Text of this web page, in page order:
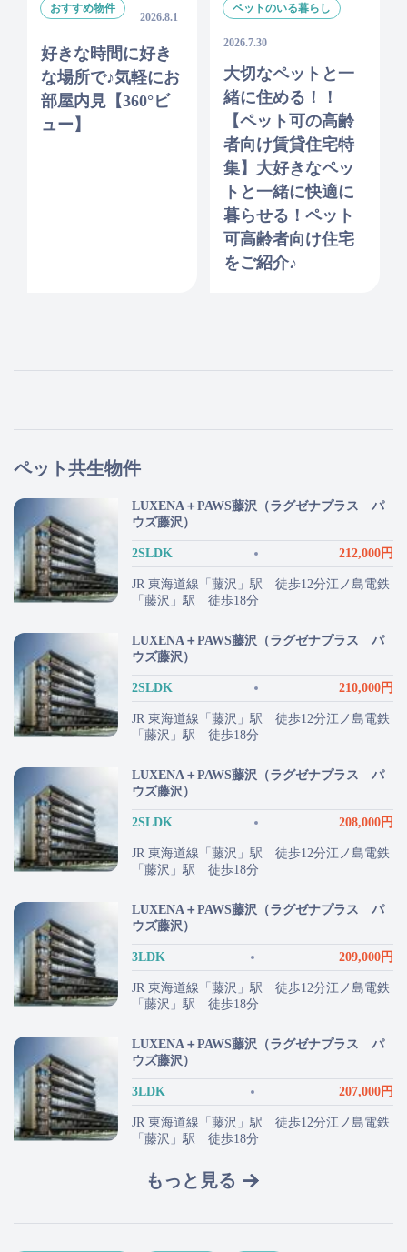
おすすめ物件
2026.8.1
好きな時間に好き
な場所で♪気軽にお
部屋内見【360°ビ
ュー】
ペットのいる暮らし
2026.7.30
大切なペットと一
緒に住める！！
【ペット可の高齢
者向け賃貸住宅特
集】大好きなペッ
トと一緒に快適に
暮らせる！ペット
可高齢者向け住宅
をご紹介♪
ペット共生物件
LUXENA＋PAWS藤沢（ラグゼナプラス パ
ウズ藤沢）
2SLDK 212,000円
JR 東海道線「藤沢」駅 徒歩12分江ノ島電鉄
「藤沢」駅 徒歩18分
LUXENA＋PAWS藤沢（ラグゼナプラス パ
ウズ藤沢）
2SLDK 210,000円
JR 東海道線「藤沢」駅 徒歩12分江ノ島電鉄
「藤沢」駅 徒歩18分
LUXENA＋PAWS藤沢（ラグゼナプラス パ
ウズ藤沢）
2SLDK 208,000円
JR 東海道線「藤沢」駅 徒歩12分江ノ島電鉄
「藤沢」駅 徒歩18分
LUXENA＋PAWS藤沢（ラグゼナプラス パ
ウズ藤沢）
3LDK 209,000円
JR 東海道線「藤沢」駅 徒歩12分江ノ島電鉄
「藤沢」駅 徒歩18分
LUXENA＋PAWS藤沢（ラグゼナプラス パ
ウズ藤沢）
3LDK 207,000円
JR 東海道線「藤沢」駅 徒歩12分江ノ島電鉄
「藤沢」駅 徒歩18分
もっと見る